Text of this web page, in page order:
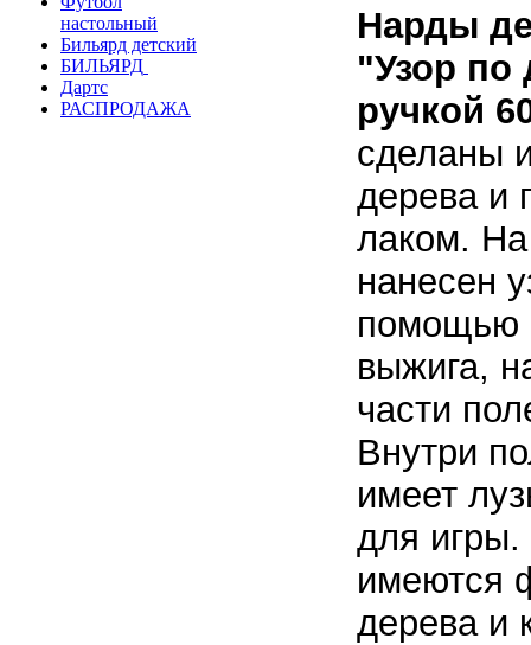
настольный
Бильярд детский
БИЛЬЯРД
Дартс
РАСПРОДАЖА
Нарды
"Узор по
ручкой
сделаны
дерева и
лаком.
нанесен
помощью
выжига,
части
Внутри
имеет
для игры.
имеются
дерева и